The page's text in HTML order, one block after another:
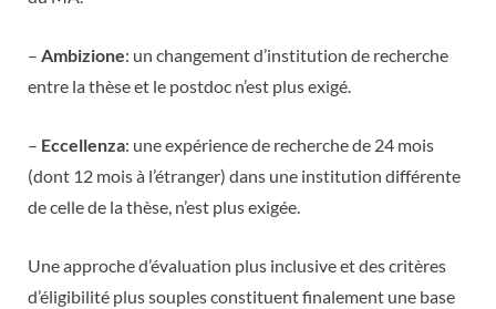
– Ambizione: un changement d’institution de recherche
entre la thèse et le postdoc n’est plus exigé.
– Eccellenza: une expérience de recherche de 24 mois
(dont 12 mois à l’étranger) dans une institution différente
de celle de la thèse, n’est plus exigée.
Une approche d’évaluation plus inclusive et des critères
d’éligibilité plus souples constituent finalement une base